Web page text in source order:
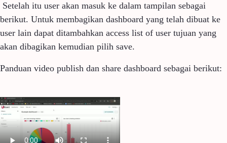
Setelah itu user akan masuk ke dalam tampilan sebagai
berikut. Untuk membagikan dashboard yang telah dibuat ke
user lain dapat ditambahkan access list of user tujuan yang
akan dibagikan kemudian pilih save.
Panduan video publish dan share dashboard sebagai berikut: